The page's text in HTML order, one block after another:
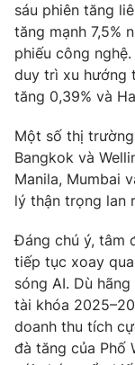
sáu phiên tăng
tăng mạnh 7,5%
phiếu công
duy trì xu hướng
tăng 0,39% và
Một số thị
Bangkok và
Manila, Mumbai
lý thận trọng lan
Đáng chú ý, tâm
tiếp tục xoay
sóng AI. Dù
tài khóa
doanh thu tích
đà tăng của Phố